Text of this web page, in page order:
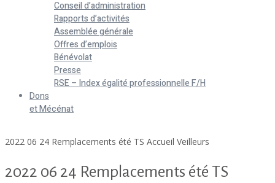
Conseil d’administration
Rapports d’activités
Assemblée générale
Offres d’emplois
Bénévolat
Presse
RSE – Index égalité professionnelle F/H
Dons
et Mécénat
2022 06 24 Remplacements été TS Accueil Veilleurs
2022 06 24 Remplacements été TS